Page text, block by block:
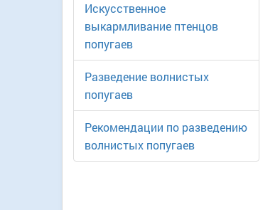
Искусственное
выкармливание птенцов
попугаев
Разведение волнистых
попугаев
Рекомендации по разведению
волнистых попугаев